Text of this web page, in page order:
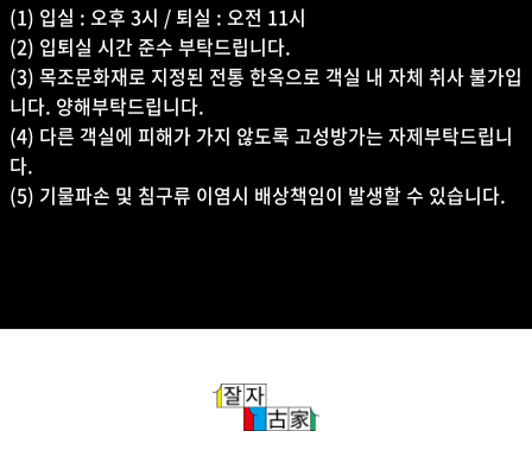
(1) 입실 : 오후 3시 / 퇴실 : 오전 11시
(2) 입퇴실 시간 준수 부탁드립니다.
(3) 목조문화재로 지정된 전통 한옥으로 객실 내 자체 취사 불가입
니다. 양해부탁드립니다.
(4) 다른 객실에 피해가 가지 않도록 고성방가는 자제부탁드립니
다.
(5) 기물파손 및 침구류 이염시 배상책임이 발생할 수 있습니다.